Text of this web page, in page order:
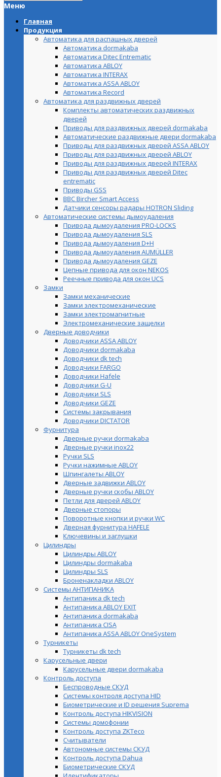
Меню
Главная
Продукция
Автоматика для распашных дверей
Автоматика dormakaba
Автоматика Ditec Entrematic
Автоматика ABLOY
Автоматика INTERAX
Автоматика ASSA ABLOY
Автоматика Record
Автоматика для раздвижных дверей
Комплекты автоматических раздвижных
дверей
Приводы для раздвижных дверей dormakaba
Автоматические раздвижные двери dormakaba
Приводы для раздвижных дверей ASSA ABLOY
Приводы для раздвижных дверей ABLOY
Приводы для раздвижных дверей INTERAX
Приводы для раздвижных дверей Ditec
entrematic
Приводы GSS
BBC Bircher Smart Access
Датчики сенсоры радары HOTRON Sliding
Автоматические системы дымоудаления
Привода дымоудаления PRO-LOCKS
Привода дымоудаления SLS
Привода дымоудаления D+H
Привода дымоудаления AUMÜLLER
Привода дымоудаления GEZE
Цепные привода для окон NEKOS
Реечные привода для окон UСS
Замки
Замки механические
Замки электромеханические
Замки электромагнитные
Электромеханические защелки
Дверные доводчики
Доводчики ASSA ABLOY
Доводчики dormakaba
Доводчики dk tech
Доводчики FARGO
Доводчики Hafele
Доводчики G-U
Доводчики SLS
Доводчики GEZE
Cистемы закрывания
Доводчики DICTATOR
Фурнитура
Дверные ручки dormakaba
Дверные ручки inox22
Ручки SLS
Ручки нажимные ABLOY
Шпингалеты ABLOY
Дверные задвижки ABLOY
Дверные ручки скобы ABLOY
Петли для дверей ABLOY
Дверные стопоры
Поворотные кнопки и ручки WC
Дверная фурнитура HAFELE
Ключевины и заглушки
Цилиндры
Цилиндры ABLOY
Цилиндры dormakaba
Цилиндры SLS
Броненакладки ABLOY
Системы АНТИПАНИКА
Антипаника dk tech
Антипаника ABLOY EXIT
Антипаника dormakaba
Антипаника СISA
Антипаника ASSA ABLOY OneSystem
Турникеты
Турникеты dk tech
Карусельные двери
Карусельные двери dormakaba
Контроль доступа
Беспроводные СКУД
Системы контроля доступа HID
Биометрические и ID решения Suprema
Контроль доступа HIKVISION
Системы домофонии
Контроль доступа ZKTeco
Считыватели
Автономные системы СКУД
Контроль доступа Dahua
Биометрические СКУД